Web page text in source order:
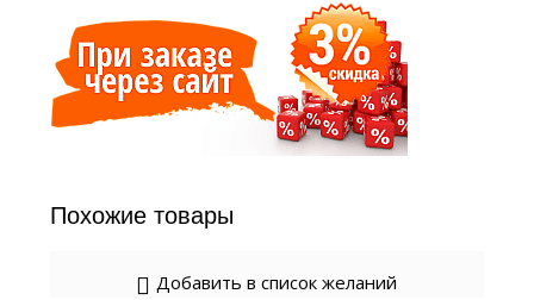
Похожие товары
Добавить в список желаний